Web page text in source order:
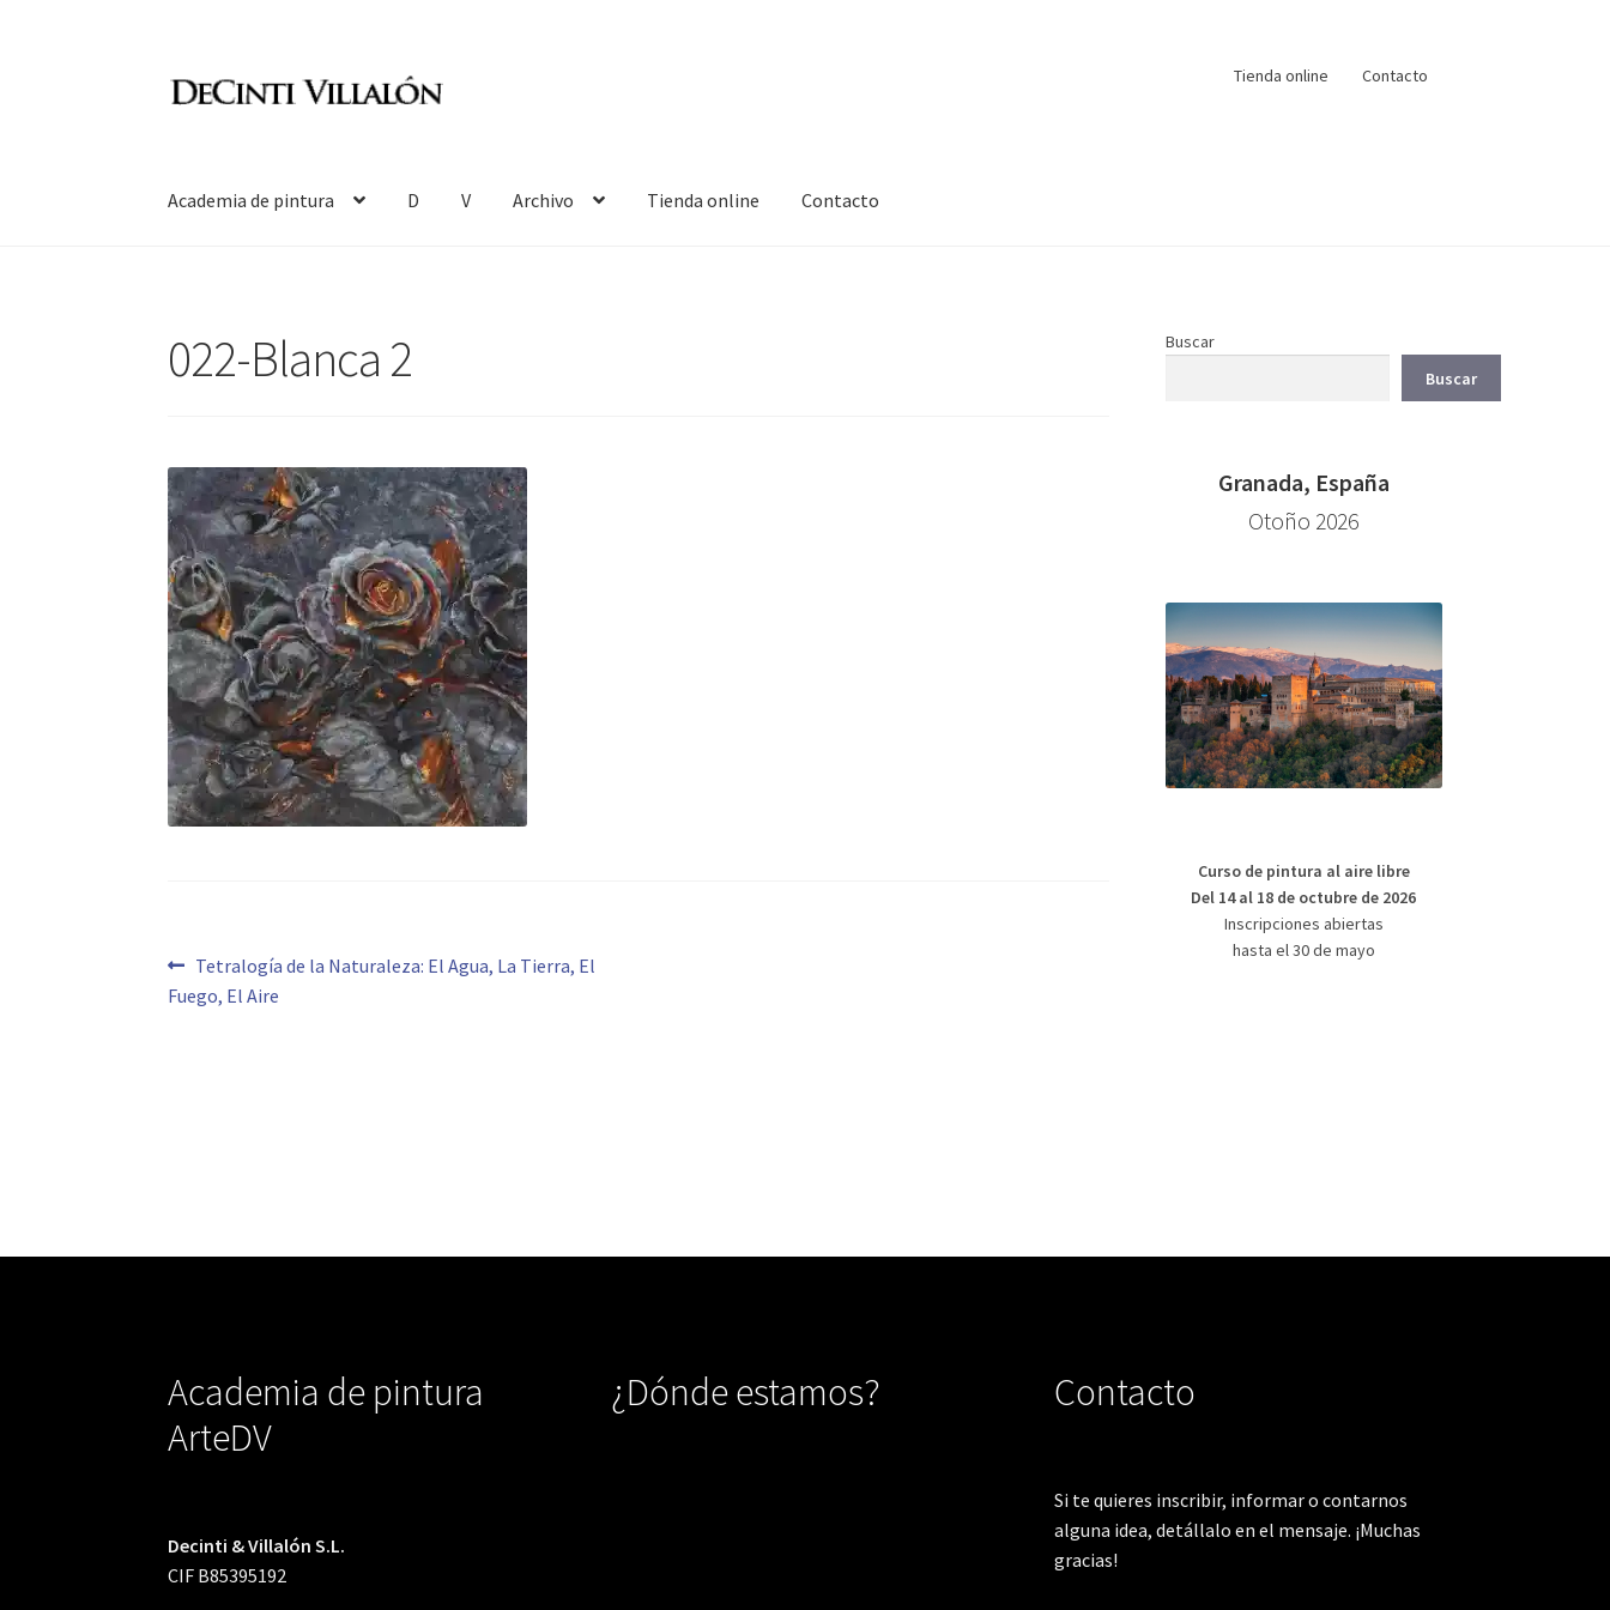
Tienda online Contacto
Academia de pintura D V Archivo Tienda online Contacto
022-Blanca 2
Navegación
de
Anterior:
Tetralogía de la Naturaleza: El Agua, La Tierra, El
Fuego, El Aire
Buscar
Buscar
Granada, España
Otoño 2026
Curso de pintura al aire libre
Del 14 al 18 de octubre de 2026
Inscripciones abiertas
hasta el 30 de mayo
Academia de pintura
ArteDV
Decinti & Villalón S.L.
CIF B85395192
¿Dónde estamos? Contacto
Si te quieres inscribir, informar o contarnos
alguna idea, detállalo en el mensaje. ¡Muchas
gracias!